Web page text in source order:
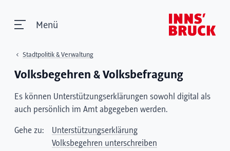
Menü
Stadtpolitik & Verwaltung
Volksbegehren & Volksbefragung
Es können Unterstützungserklärungen sowohl digital als
auch persönlich im Amt abgegeben werden.
Gehe zu:
Unterstützungserklärung
Volksbegehren unterschreiben